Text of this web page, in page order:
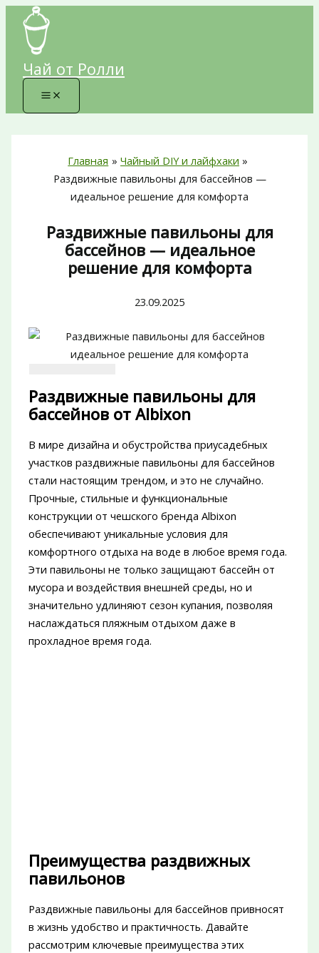
Перейти
содержимому
Чай от Ролли
Главная
Чайный DIY и лайфхаки
Раздвижные павильоны для бассейнов —
идеальное решение для комфорта
Раздвижные павильоны для
бассейнов — идеальное
решение для комфорта
23.09.2025
Раздвижные павильоны для
бассейнов от Albixon
В мире дизайна и обустройства приусадебных
участков раздвижные павильоны для бассейнов
стали настоящим трендом, и это не случайно.
Прочные, стильные и функциональные
конструкции от чешского бренда Albixon
обеспечивают уникальные условия для
комфортного отдыха на воде в любое время года.
Эти павильоны не только защищают бассейн от
мусора и воздействия внешней среды, но и
значительно удлиняют сезон купания, позволяя
наслаждаться пляжным отдыхом даже в
прохладное время года.
Преимущества раздвижных
павильонов
Раздвижные павильоны для бассейнов привносят
в жизнь удобство и практичность. Давайте
рассмотрим ключевые преимущества этих